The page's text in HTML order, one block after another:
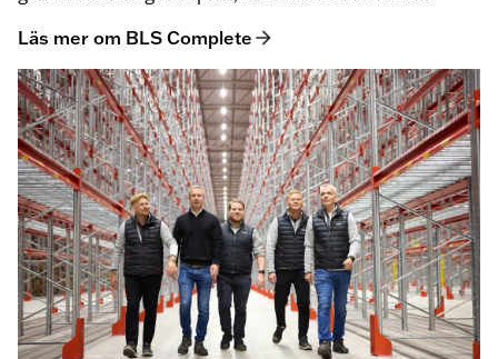
Läs mer om BLS Complete